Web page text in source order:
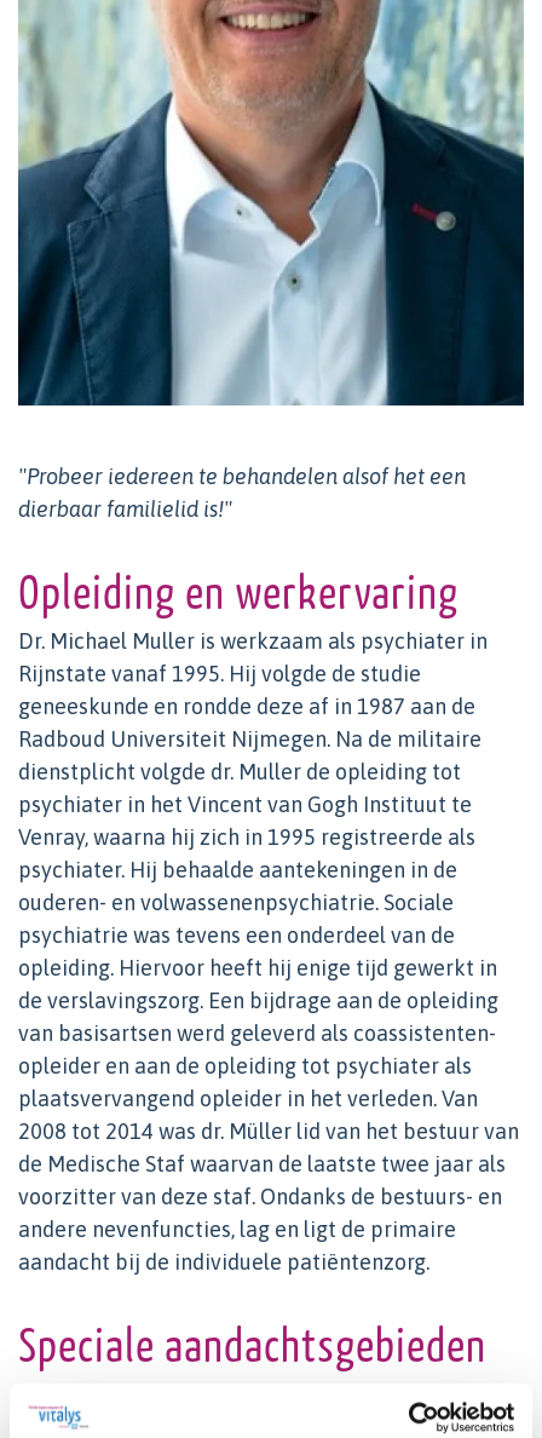
"Probeer iedereen te behandelen alsof het een
dierbaar familielid is!"
Opleiding en werkervaring
Dr. Michael Muller is werkzaam als psychiater in
Rijnstate vanaf 1995. Hij volgde de studie
geneeskunde en rondde deze af in 1987 aan de
Radboud Universiteit Nijmegen. Na de militaire
dienstplicht volgde dr. Muller de opleiding tot
psychiater in het Vincent van Gogh Instituut te
Venray, waarna hij zich in 1995 registreerde als
psychiater. Hij behaalde aantekeningen in de
ouderen- en volwassenenpsychiatrie. Sociale
psychiatrie was tevens een onderdeel van de
opleiding. Hiervoor heeft hij enige tijd gewerkt in
de verslavingszorg. Een bijdrage aan de opleiding
van basisartsen werd geleverd als coassistenten-
opleider en aan de opleiding tot psychiater als
plaatsvervangend opleider in het verleden. Van
2008 tot 2014 was dr. Müller lid van het bestuur van
de Medische Staf waarvan de laatste twee jaar als
voorzitter van deze staf. Ondanks de bestuurs- en
andere nevenfuncties, lag en ligt de primaire
aandacht bij de individuele patiëntenzorg.
Speciale aandachtsgebieden
Elektroconvulsietherapie (ECT)